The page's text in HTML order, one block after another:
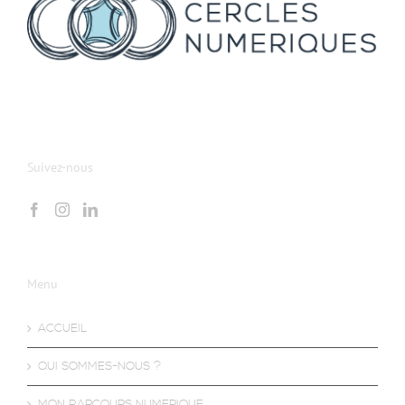
Suivez-nous
Menu
ACCUEIL
QUI SOMMES-NOUS ?